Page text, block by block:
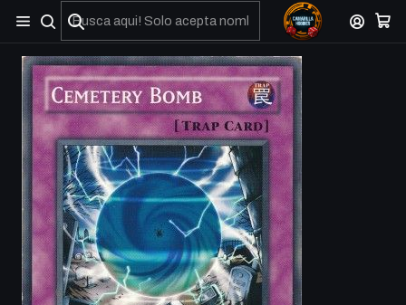
No olviden reportar sus depositos y transferencias por Whatsapp